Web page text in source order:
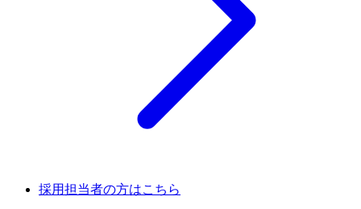
採用担当者の方はこちら